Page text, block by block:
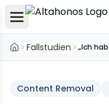
Startseite
Fallstudien
Content Removal